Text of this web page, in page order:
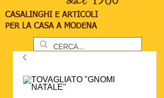
CASALINGHI E ARTICOLI
PER LA CASA A MODENA